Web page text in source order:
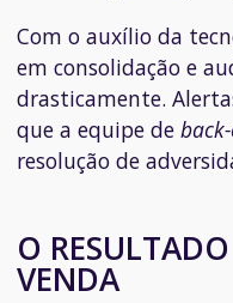
Com o auxílio da
em consolidação e
drasticamente.
que a equipe de
resolução de
O
VENDA